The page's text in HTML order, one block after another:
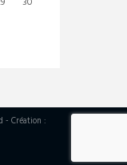
- Création :